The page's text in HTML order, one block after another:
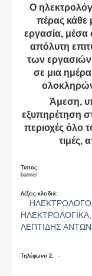
Ο
πέρας κάθε
εργασία, μέσα
απόλυτη
των εργασιών
σε μια
Άμεση,
εξυπηρέτηση
περιοχές όλο
τιμές,
Τύπος:
banner
Λέξεις-κλειδιά:
ΗΛΕΚΤΡΟΛΟΓΙΚΑ,
ΛΕΠΤΙΔΗΣ
Τηλέφωνο 2: -